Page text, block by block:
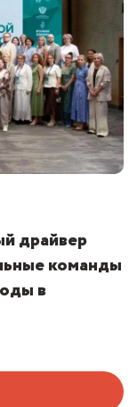
драйвер
команды
в